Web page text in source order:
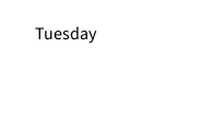
Tuesday